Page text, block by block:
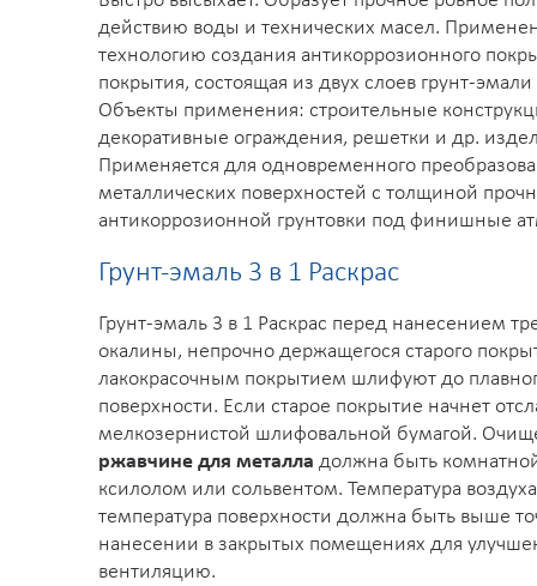
действию воды и технических масел.
технологию создания антикоррозионного
покрытия, состоящая из двух слоев грунт-
Объекты применения: строительные
декоративные ограждения, решетки и др.
Применяется для одновременного
металлических поверхностей с толщиной
антикоррозионной грунтовки под финишные
Грунт-эмаль 3 в 1 Раскрас
Грунт-эмаль 3 в 1 Раскрас перед нанесением
окалины, непрочно держащегося старого
лакокрасочным покрытием шлифуют до
поверхности. Если старое покрытие начнет
мелкозернистой шлифовальной бумагой.
ржавчине для металла должна быть
ксилолом или сольвентом. Температура
температура поверхности должна быть выше
нанесении в закрытых помещениях для
вентиляцию.